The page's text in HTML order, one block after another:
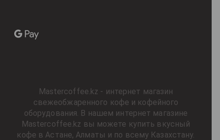
Mastercoffee.kz - интернет магазин
свежеобжаренного кофе и кофейного
оборудования. В нашем интернет магазине
Mastercoffee.kz вы можете купить вкусный
кофе в Астане, Алматы и по всему Казахстану.